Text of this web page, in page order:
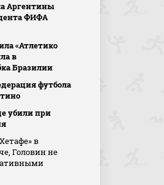
Аргентины
ФИФА
«Атлетико
в
Бразилии
футбола
убили при
в
Головин не